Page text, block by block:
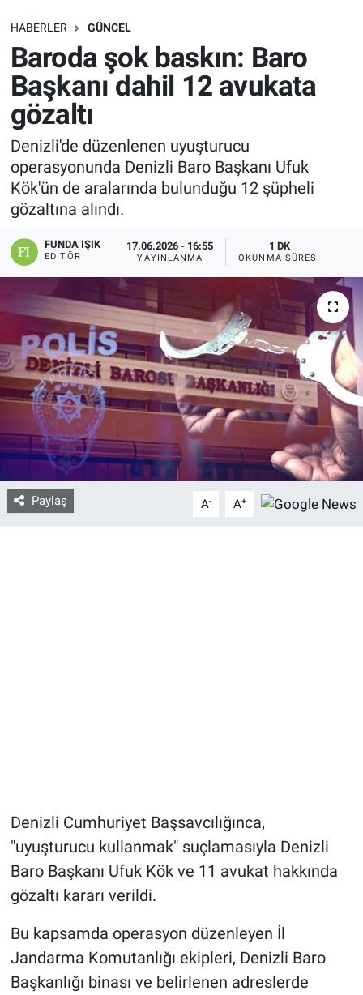
HABERLER GÜNCEL
Baroda şok baskın: Baro
Başkanı dahil 12 avukata
gözaltı
Denizli'de düzenlenen uyuşturucu
operasyonunda Denizli Baro Başkanı Ufuk
Kök'ün de aralarında bulunduğu 12 şüpheli
gözaltına alındı.
FUNDA IŞIK
EDITÖR
17.06.2026 - 16:55
YAYINLANMA
1 DK
OKUNMA SÜRESI
Paylaş A- A+
Denizli Cumhuriyet Başsavcılığınca,
"uyuşturucu kullanmak" suçlamasıyla Denizli
Baro Başkanı Ufuk Kök ve 11 avukat hakkında
gözaltı kararı verildi.
Bu kapsamda operasyon düzenleyen İl
Jandarma Komutanlığı ekipleri, Denizli Baro
Başkanlığı binası ve belirlenen adreslerde
SAĞLIK
EKONOMİ
EĞİTİM
ÖZEL HABER
Keşfet
ASTROLOJİ
MANŞET
RESMİ İLANLAR
İLAN
Bize ulaşın
İletişim/Künye
Yaşam